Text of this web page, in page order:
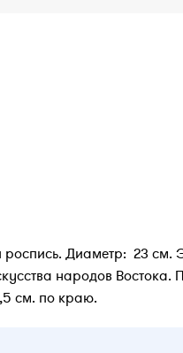
Диаметр: 23 см.
народов Востока.
см. по краю.